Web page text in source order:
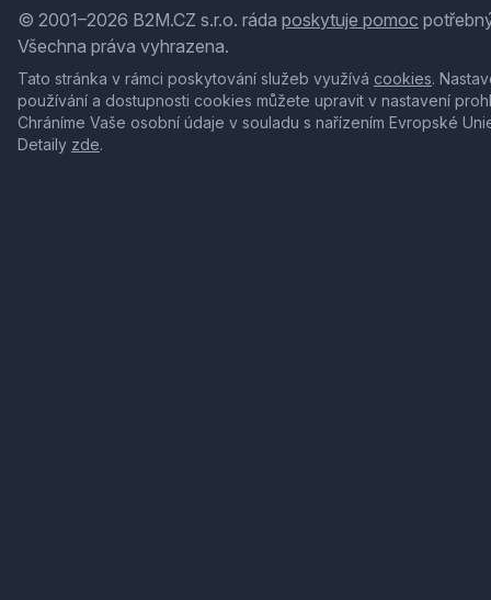
© 2001–2026 B2M.CZ s.r.o. ráda poskytuje pomoc
Všechna práva vyhrazena.
Tato stránka v rámci poskytování služeb využívá cookies.
používání a dostupnosti cookies můžete upravit v nastavení
Chráníme Vaše osobní údaje v souladu s nařízením Evropské
Detaily zde.